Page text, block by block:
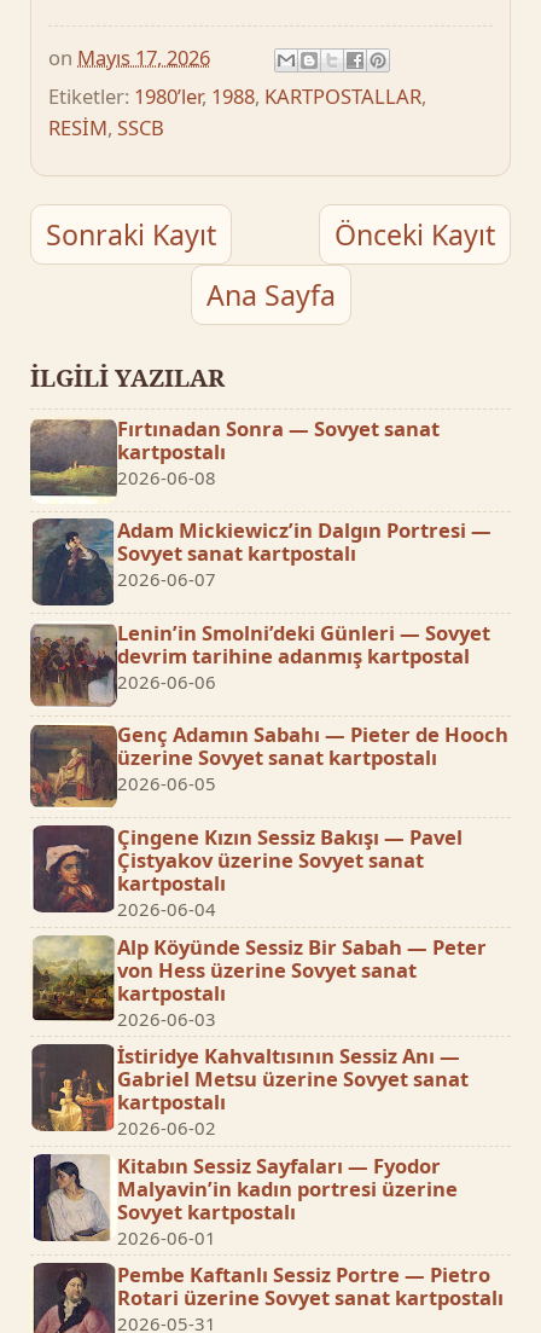
on Mayıs 17, 2026
Etiketler: 1980’ler, 1988, KARTPOSTALLAR,
RESİM, SSCB
Sonraki Kayıt
Önceki Kayıt
Ana Sayfa
İLGİLİ YAZILAR
Fırtınadan Sonra — Sovyet sanat
kartpostalı
2026-06-08
Adam Mickiewicz’in Dalgın Portresi —
Sovyet sanat kartpostalı
2026-06-07
Lenin’in Smolni’deki Günleri — Sovyet
devrim tarihine adanmış kartpostal
2026-06-06
Genç Adamın Sabahı — Pieter de Hooch
üzerine Sovyet sanat kartpostalı
2026-06-05
Çingene Kızın Sessiz Bakışı — Pavel
Çistyakov üzerine Sovyet sanat
kartpostalı
2026-06-04
Alp Köyünde Sessiz Bir Sabah — Peter
von Hess üzerine Sovyet sanat
kartpostalı
2026-06-03
İstiridye Kahvaltısının Sessiz Anı —
Gabriel Metsu üzerine Sovyet sanat
kartpostalı
2026-06-02
Kitabın Sessiz Sayfaları — Fyodor
Malyavin’in kadın portresi üzerine
Sovyet kartpostalı
2026-06-01
Pembe Kaftanlı Sessiz Portre — Pietro
Rotari üzerine Sovyet sanat kartpostalı
2026-05-31